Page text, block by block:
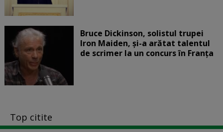
Bruce Dickinson, solistul trupei
Iron Maiden, şi-a arătat talentul
de scrimer la un concurs în Franţa
Top citite